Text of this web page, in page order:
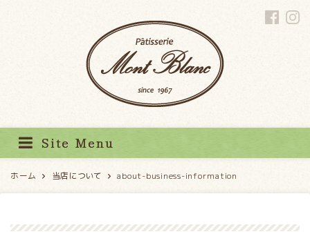
Site Menu
ホーム 当店について about-business-information